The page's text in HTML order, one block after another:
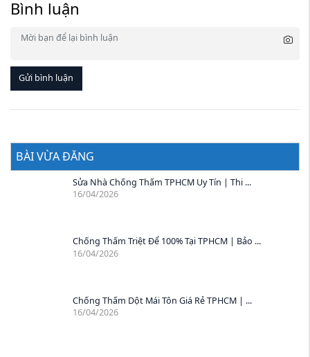
Bình luận
Gửi bình luận
BÀI VỪA ĐĂNG
Sửa Nhà Chống Thấm TPHCM Uy Tín | Thi ...
16/04/2026
Chống Thấm Triệt Để 100% Tại TPHCM | Bảo ...
16/04/2026
Chống Thấm Dột Mái Tôn Giá Rẻ TPHCM | ...
16/04/2026